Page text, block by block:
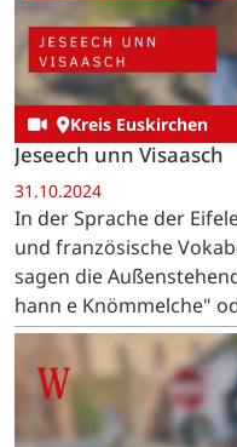
Kreis Euskirchen
Jeseech unn Visaasch
31.10.2024
In der Sprache der
und französische
sagen die
hann e Knömmelche"